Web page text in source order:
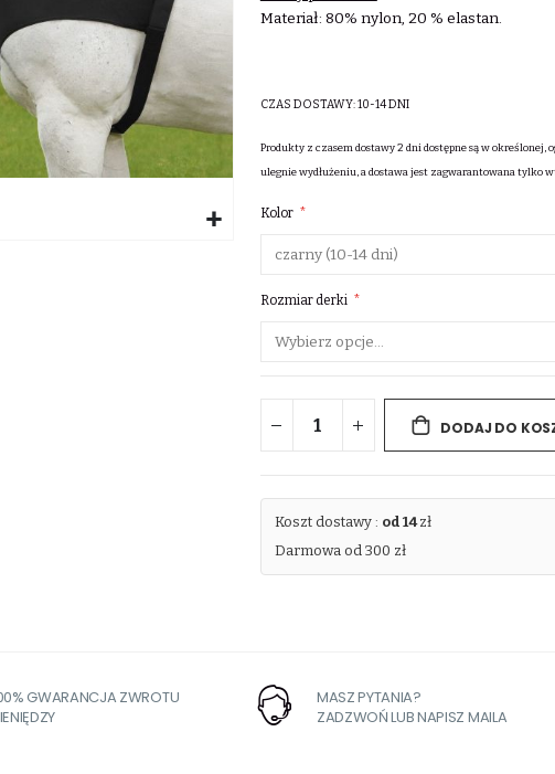
Materiał: 80% nylon, 20 % elastan.
CZAS DOSTAWY:10-14 DNI
Produkty z czasem dostawy 2 dni dostępne są w
ulegnie wydłużeniu, a dostawa jest zagwarantowana tylko
Kolor
Rozmiar derki
DODAJ DO
Koszt dostawy : od 14zł
Darmowa od 300 zł
GWARANCJA ZWROTU
MASZ PYTANIA?
ZADZWOŃ LUB NAPISZ MAILA